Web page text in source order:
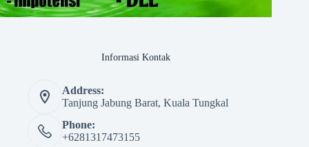
Informasi Kontak
Address:
Tanjung Jabung Barat, Kuala Tungkal
Phone:
+6281317473155